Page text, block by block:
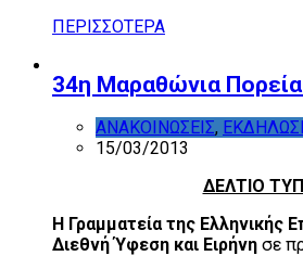
ΠΕΡΙΣΣΟΤΕΡΑ
34η Μαραθώνια Πορεία
ΑΝΑΚΟΙΝΩΣΕΙΣ,
15/03/2013
ΔΕΛΤΙΟ
Η Γραμματεία της Ελληνικής
Διεθνή Ύφεση και Ειρήνη σε